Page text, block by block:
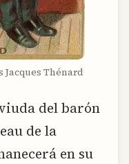
Jacques Thénard
del barón
de la
en su